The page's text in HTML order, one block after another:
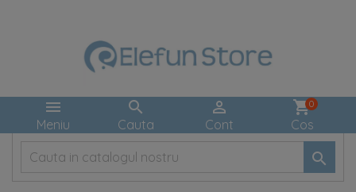

Meniu

Cauta

Cont
shopping_cart
Cos
0
